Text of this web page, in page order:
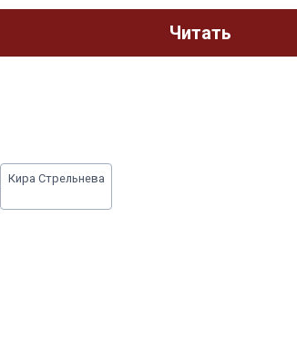
Читать
Кира Стрельнева